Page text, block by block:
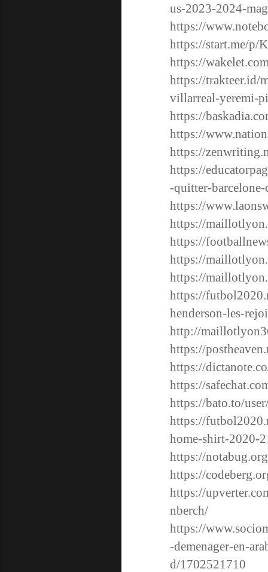
us-2023-2024-
https://
https://start.me/p/
https://
https://trakteer.id/
villarreal-yeremi-
https://
https://
https://
https://
-quitter-barcelone-
https://
https://
https://
https://
https://
https://
henderson-les-
http://
https://
https://
https://
https://bato.to/
https://
home-shirt-2020-
https://
https://
https://
nberch/
https://
-demenager-en-
d/1702521710